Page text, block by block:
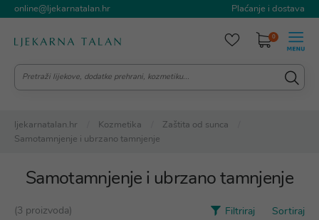
online@ljekarnatalan.hr Plaćanje i dostava
0
ljekarnatalan.hr Kozmetika
Zaštita od sunca
Samotamnjenje i ubrzano tamnjenje
Samotamnjenje i ubrzano tamnjenje
(3 proizvoda) Filtriraj Sortiraj